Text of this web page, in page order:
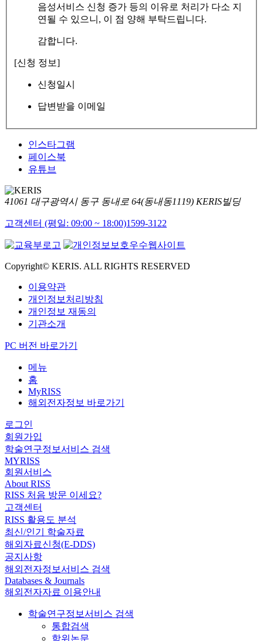
음성서비스 신청 증가 등의 이유로 처리가 다소 지
연될 수 있으니, 이 점 양해 부탁드립니다.
감합니다.
[신청 정보]
신청일시
답변받을 이메일
인스타그램
페이스북
유튜브
41061 대구광역시 동구 동내로 64(동내동1119) KERIS빌딩
고객센터 (평일: 09:00 ~ 18:00)1599-3122
Copyright© KERIS. ALL RIGHTS RESERVED
이용약관
개인정보처리방침
개인정보 재동의
기관소개
PC 버전 바로가기
메뉴
홈
MyRISS
해외전자정보 바로가기
로그인
회원가입
학술연구정보서비스 검색
MYRISS
회원서비스
About RISS
RISS 처음 방문 이세요?
고객센터
RISS 활용도 분석
최신/인기 학술자료
해외자료신청(E-DDS)
공지사항
해외전자정보서비스 검색
Databases & Journals
해외전자자료 이용안내
학술연구정보서비스 검색
통합검색
학위논문